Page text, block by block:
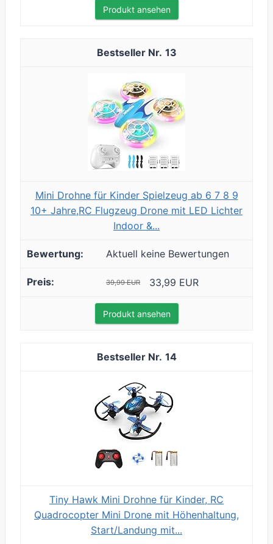
Produkt ansehen
13
Mini Drohne für Kinder Spielzeug ab 6 7 8 9
10+ Jahre,RC Flugzeug Drone mit LED Lichter
Indoor &...
Aktuell keine Bewertungen
39,99 EUR 33,99 EUR
Produkt ansehen
14
Tiny Hawk Mini Drohne für Kinder, RC
Quadrocopter Mini Drone mit Höhenhaltung,
Start/Landung mit...